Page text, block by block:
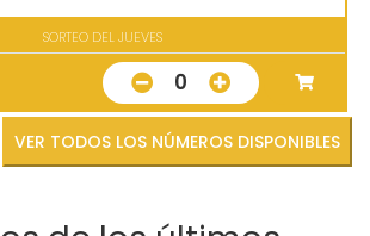
SORTEO DEL JUEVES
0
VER TODOS LOS NÚMEROS DISPONIBLES